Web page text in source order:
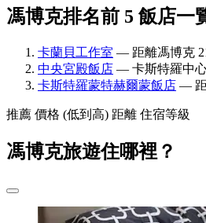
馮博克排名前 5 飯店一
卡蘭貝工作室 — 距離馮博克
中央宮殿飯店 — 卡斯特羅中心
卡斯特羅蒙特赫爾蒙飯店 — 距
推薦 價格 (低到高) 距離 住宿等級
馮博克旅遊住哪裡？